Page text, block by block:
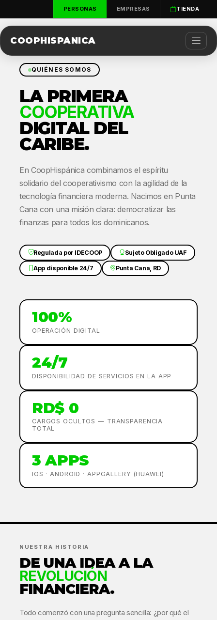
PERSONAS EMPRESAS TIENDA
COOPHISPANICA
QUIÉNES SOMOS
LA PRIMERA
COOPERATIVA
DIGITAL DEL
CARIBE.
En CoopHispánica combinamos el espíritu
solidario del cooperativismo con la agilidad de la
tecnología financiera moderna. Nacimos en Punta
Cana con una misión clara: democratizar las
finanzas para todos los dominicanos.
Regulada por IDECOOP Sujeto Obligado UAF
App disponible 24/7 Punta Cana, RD
100%
OPERACIÓN DIGITAL
24/7
DISPONIBILIDAD DE SERVICIOS EN LA APP
RD$ 0
CARGOS OCULTOS — TRANSPARENCIA
TOTAL
3 APPS
IOS · ANDROID · APPGALLERY (HUAWEI)
NUESTRA HISTORIA
DE UNA IDEA A LA
REVOLUCIÓN
FINANCIERA.
Todo comenzó con una pregunta sencilla: ¿por qué el